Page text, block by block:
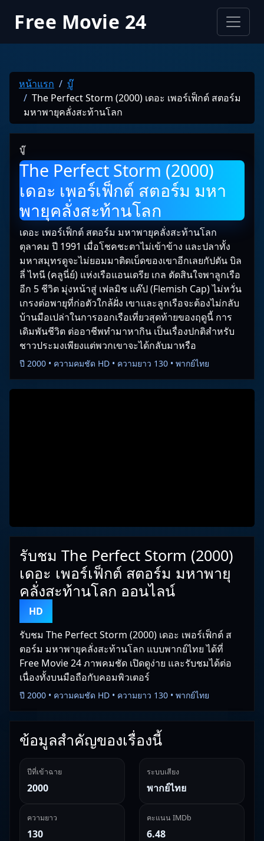
Free Movie 24
หน้าแรก
บู๊
The Perfect Storm (2000) เดอะ เพอร์เฟ็กต์ สตอร์ม
มหาพายุคลั่งสะท้านโลก
บู๊
The Perfect Storm (2000)
เดอะ เพอร์เฟ็กต์ สตอร์ม มหา
พายุคลั่งสะท้านโลก
เดอะ เพอร์เฟ็กต์ สตอร์ม มหาพายุคลั่งสะท้านโลก
ตุลาคม ปี 1991 เมื่อโชคชะตาไม่เข้าข้าง และปลาทั้ง
มหาสมุทรดูจะไม่ยอมมาติดเบ็ดของเขาอีกเลยกัปตัน บิล
ลี่ ไทนี (คลูนี่ย์) แห่งเรือแอนเดรีย เกล ตัดสินใจพาลูกเรือ
อีก 5 ชีวิต มุ่งหน้าสู่ เฟลมิช แค๊ป (Flemish Cap) ไม่หวั่น
เกรงต่อพายุที่ก่อตัวใกล้ฝั่ง เขาและลูกเรือจะต้องไม่กลับ
บ้านมือเปล่าในการออกเรือเที่ยวสุดท้ายของฤดูนี้ การ
เดิมพันชีวิต ต่ออาชีพทำมาหากิน เป็นเรื่องปกติสำหรับ
ชาวประมงเพียงแต่พวกเขาจะได้กลับมาหรือ
ปี 2000 • ความคมชัด HD • ความยาว 130 • พากย์ไทย
รับชม The Perfect Storm (2000)
เดอะ เพอร์เฟ็กต์ สตอร์ม มหาพายุ
คลั่งสะท้านโลก ออนไลน์
HD
รับชม The Perfect Storm (2000) เดอะ เพอร์เฟ็กต์ ส
ตอร์ม มหาพายุคลั่งสะท้านโลก แบบพากย์ไทย ได้ที่
Free Movie 24 ภาพคมชัด เปิดดูง่าย และรับชมได้ต่อ
เนื่องทั้งบนมือถือกับคอมพิวเตอร์
ปี 2000 • ความคมชัด HD • ความยาว 130 • พากย์ไทย
ข้อมูลสำคัญของเรื่องนี้
ปีที่เข้าฉาย
2000
ระบบเสียง
พากย์ไทย
ความยาว
130
คะแนน IMDb
6.48